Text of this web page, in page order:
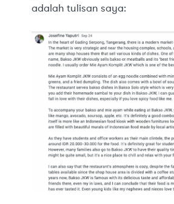
adalah tulisan saya: